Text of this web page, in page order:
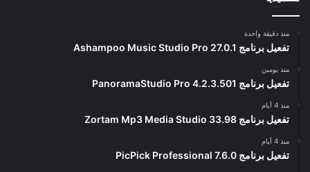
منذ دقيقة واحدة
تفعيل برنامج Ashampoo Music Studio Pro 27.0.1
منذ يومين
تفعيل برنامج PanoramaStudio Pro 4.2.3.501
منذ 4 أيام
تفعيل برنامج Zortam Mp3 Media Studio 33.98
منذ 4 أيام
تفعيل برنامج PicPick Professional 7.6.0